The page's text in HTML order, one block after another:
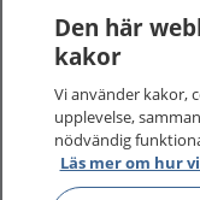
1177–tryggt
På 1177.se får du
sjukdomar och
Den här
kakor
Vi använder kakor,
upplevelse,
nödvändig
Läs mer om hur